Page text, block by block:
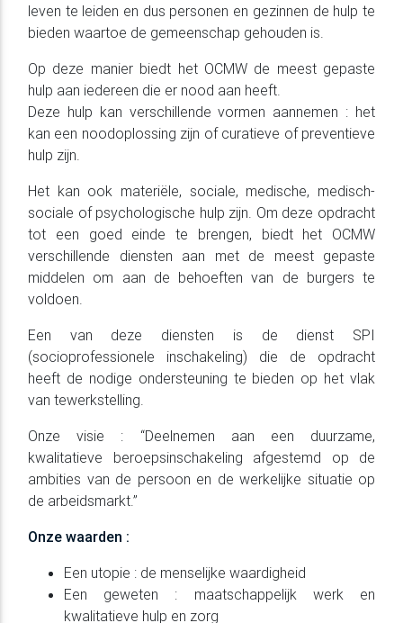
leven te leiden en dus personen en gezinnen de hulp te
bieden waartoe de gemeenschap gehouden is.
Op deze manier biedt het OCMW de meest gepaste
hulp aan iedereen die er nood aan heeft.
Deze hulp kan verschillende vormen aannemen : het
kan een noodoplossing zijn of curatieve of preventieve
hulp zijn.
Het kan ook materiële, sociale, medische, medisch-
sociale of psychologische hulp zijn. Om deze opdracht
tot een goed einde te brengen, biedt het OCMW
verschillende diensten aan met de meest gepaste
middelen om aan de behoeften van de burgers te
voldoen.
Een van deze diensten is de dienst SPI
(socioprofessionele inschakeling) die de opdracht
heeft de nodige ondersteuning te bieden op het vlak
van tewerkstelling.
Onze visie : “Deelnemen aan een duurzame,
kwalitatieve beroepsinschakeling afgestemd op de
ambities van de persoon en de werkelijke situatie op
de arbeidsmarkt.”
Onze waarden :
Een utopie : de menselijke waardigheid
Een geweten : maatschappelijk werk en
kwalitatieve hulp en zorg